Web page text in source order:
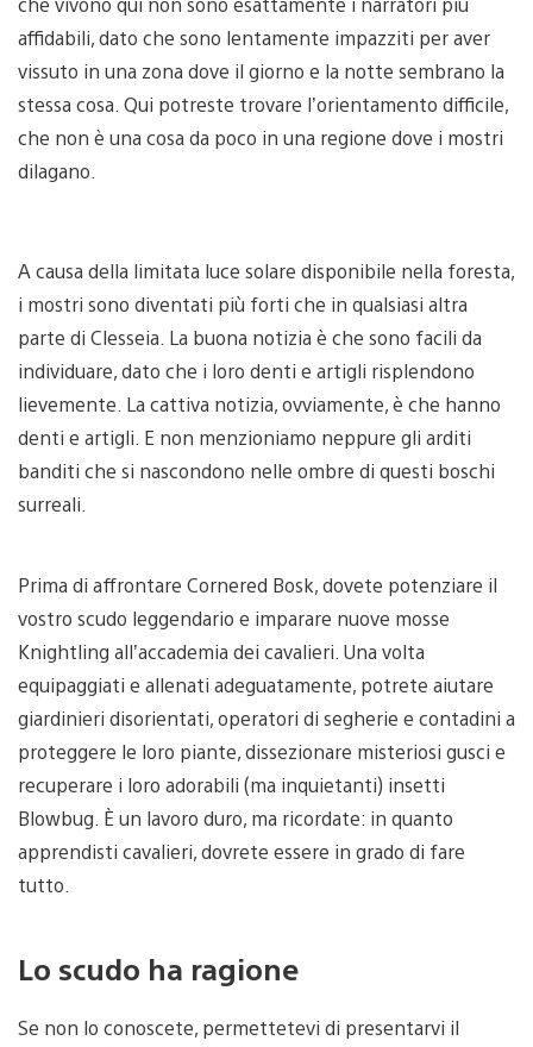
affidabili, dato che sono lentamente impazziti per aver
vissuto in una zona dove il giorno e la notte sembrano la
stessa cosa. Qui potreste trovare l’orientamento difficile,
che non è una cosa da poco in una regione dove i mostri
dilagano.
A causa della limitata luce solare disponibile nella foresta,
i mostri sono diventati più forti che in qualsiasi altra
parte di Clesseia. La buona notizia è che sono facili da
individuare, dato che i loro denti e artigli risplendono
lievemente. La cattiva notizia, ovviamente, è che hanno
denti e artigli. E non menzioniamo neppure gli arditi
banditi che si nascondono nelle ombre di questi boschi
surreali.
Prima di affrontare Cornered Bosk, dovete potenziare il
vostro scudo leggendario e imparare nuove mosse
Knightling all’accademia dei cavalieri. Una volta
equipaggiati e allenati adeguatamente, potrete aiutare
giardinieri disorientati, operatori di segherie e contadini a
proteggere le loro piante, dissezionare misteriosi gusci e
recuperare i loro adorabili (ma inquietanti) insetti
Blowbug. È un lavoro duro, ma ricordate: in quanto
apprendisti cavalieri, dovrete essere in grado di fare
tutto.
Lo scudo ha ragione
Se non lo conoscete, permettetevi di presentarvi il